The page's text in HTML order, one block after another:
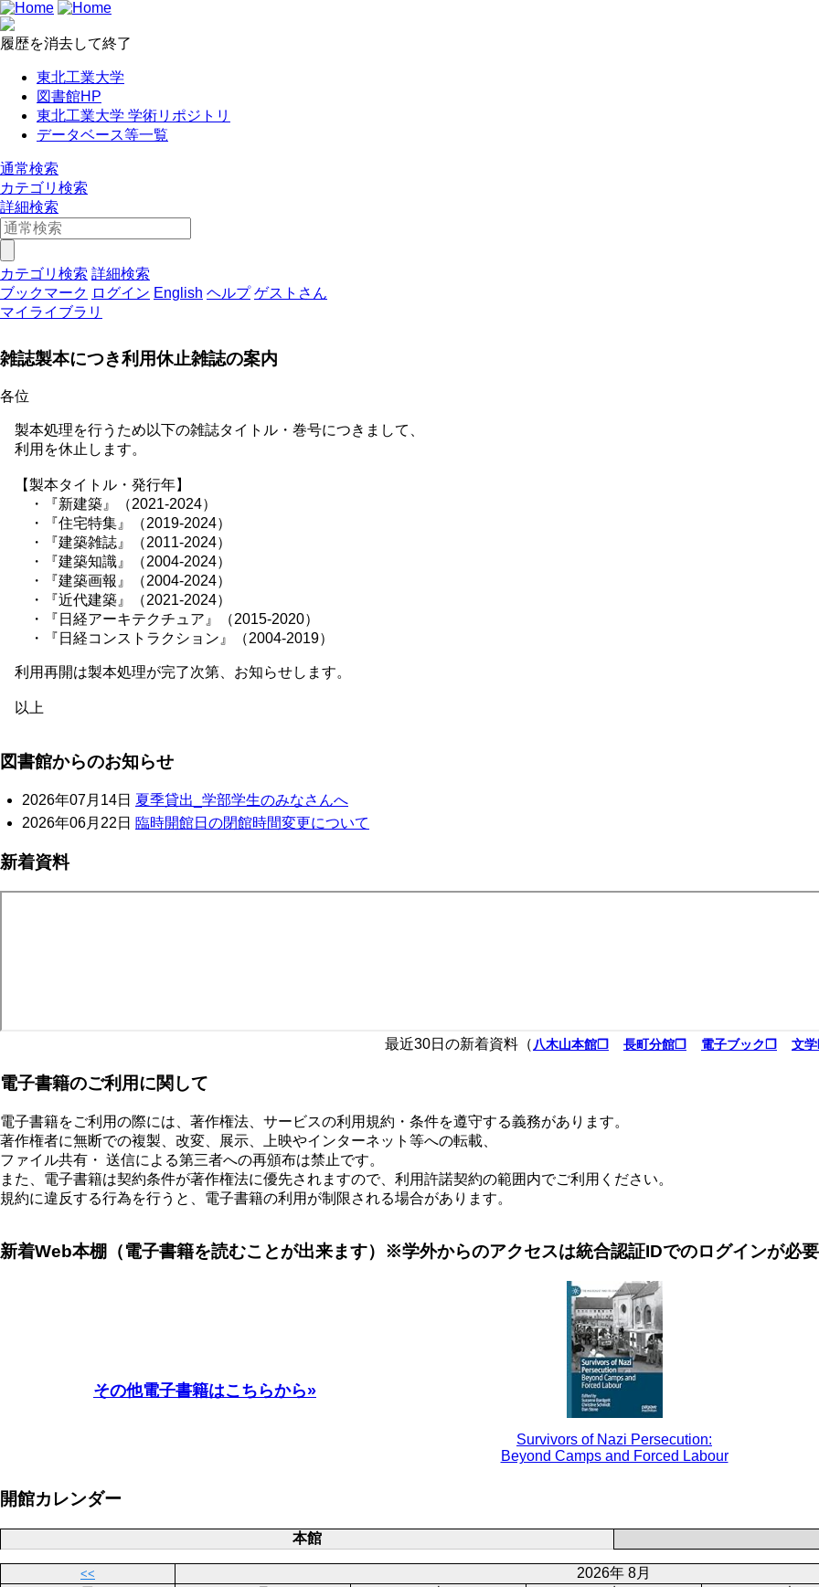
履歴を消去して終了
東北工業大学
図書館HP
東北工業大学 学術リポジトリ
データベース等一覧
通常検索
カテゴリ検索
詳細検索
カテゴリ検索 詳細検索
ブックマーク ログイン English ヘルプ ゲストさん
マイライブラリ
雑誌製本につき利用休止雑誌の案内
各位
製本処理を行うため以下の雑誌タイトル・巻号につきまして、
利用を休止します。
【製本タイトル・発行年】
・『新建築』（2021-2024）
・『住宅特集』（2019-2024）
・『建築雑誌』（2011-2024）
・『建築知識』（2004-2024）
・『建築画報』（2004-2024）
・『近代建築』（2021-2024）
・『日経アーキテクチュア』（2015-2020）
・『日経コンストラクション』（2004-2019）
利用再開は製本処理が完了次第、お知らせします。
以上
図書館からのお知らせ
2026年07月14日 夏季貸出_学部学生のみなさんへ
2026年06月22日 臨時開館日の閉館時間変更について
新着資料
最近30日の新着資料（八木山本館❐ 長町分館❐ 電子ブック❐ 文
電子書籍のご利用に関して
電子書籍をご利用の際には、著作権法、サービスの利用規約・条件を遵守する義務があります。
著作権者に無断での複製、改変、展示、上映やインターネット等への転載、
ファイル共有・ 送信による第三者への再頒布は禁止です。
また、電子書籍は契約条件が著作権法に優先されますので、利用許諾契約の範囲内でご利用ください。
規約に違反する行為を行うと、電子書籍の利用が制限される場合があります。
新着Web本棚（電子書籍を読むことが出来ます）※学外からのアクセスは統合認証IDでのログインが必
その他電子書籍はこちらから»
Survivors of Nazi Persecution:
Beyond Camps and Forced Labour
開館カレンダー
本館
<<
2026年 8月